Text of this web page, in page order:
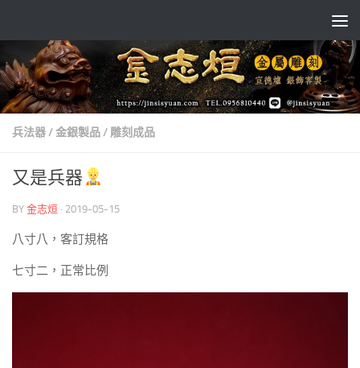
兵法器/金銀製品/ 雕刻成品
又是兵器
BY 金志烜 · 2019-05-15
八寸八，客訂規格
七寸二，正常比例